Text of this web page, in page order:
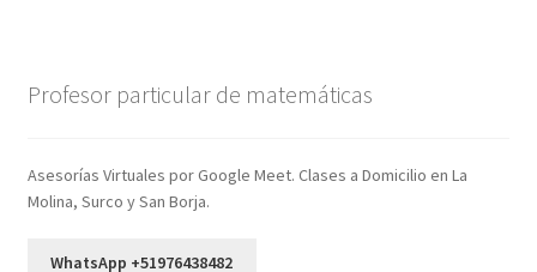
Profesor particular de matemáticas
Asesorías Virtuales por Google Meet. Clases a Domicilio en La
Molina, Surco y San Borja.
WhatsApp +51976438482